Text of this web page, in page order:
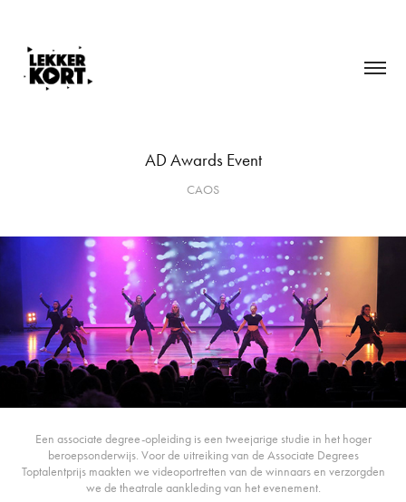
AD Awards Event
CAOS
Een associate degree-opleiding is een tweejarige studie in het hoger
beroepsonderwijs. Voor de uitreiking van de Associate Degrees
Toptalentprijs maakten we videoportretten van de winnaars en verzorgden
we de theatrale aankleding van het evenement.